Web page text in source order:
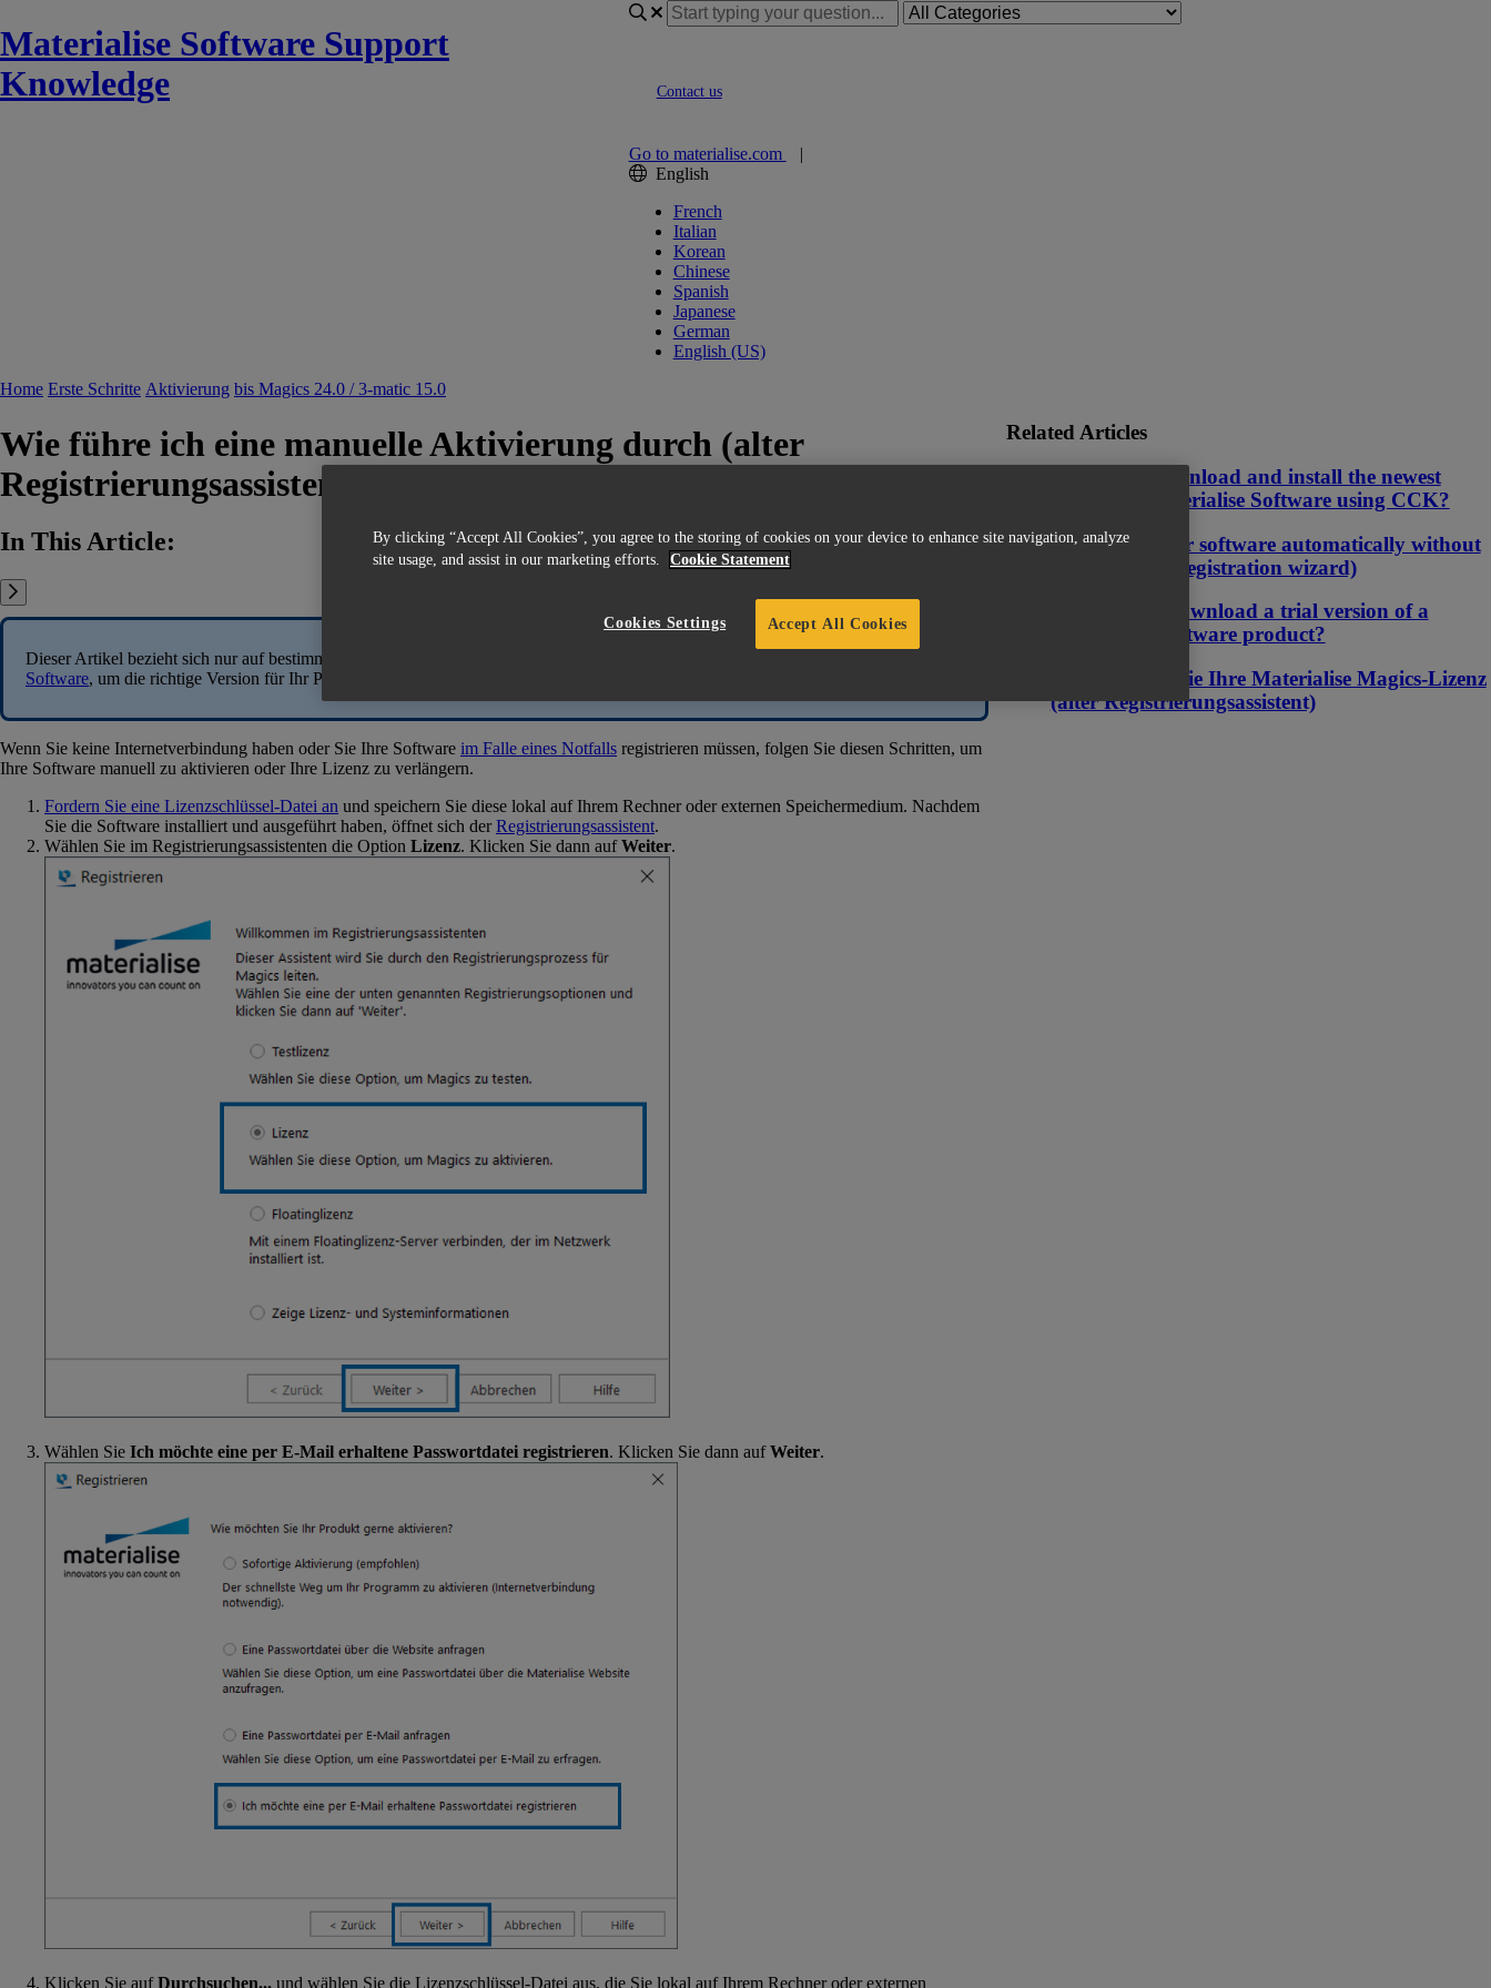
Materialise Software Support
Knowledge
Contact us
Go to materialise.com
|
English
French
Italian
Korean
Chinese
Spanish
Japanese
German
English (US)
Home Erste Schritte Aktivierung bis Magics 24.0 / 3-matic 15.0
Wie führe ich eine manuelle Aktivierung durch (alter
Registrierungsassistent)?
In This Article:
Dieser Artikel bezieht sich nur auf bestimmte Softwareversionen. Bitte lesen Sie
Software‍, um die richtige Version für Ihr Produkt zu finden.
Wenn Sie keine Internetverbindung haben oder Sie Ihre Software im Falle eines Notfalls registrieren müssen, folgen Sie diesen Schritten, um
Ihre Software manuell zu aktivieren oder Ihre Lizenz zu verlängern.
Fordern Sie eine Lizenzschlüssel-Datei an und speichern Sie diese lokal auf Ihrem Rechner oder externen Speichermedium. Nachdem
Sie die Software installiert und ausgeführt haben, öffnet sich derRegistrierungsassistent.
Wählen Sie im Registrierungsassistenten die Option Lizenz. Klicken Sie dann aufWeiter.
Wählen Sie Ich möchte eine per E-Mail erhaltene Passwortdatei registrieren. Klicken Sie dann aufWeiter.
Klicken Sie aufDurchsuchen... und wählen Sie die Lizenzschlüssel-Datei aus, die Sie lokal auf Ihrem Rechner oder externen
Related Articles
How can I download and install the newest
version of Materialise Software using CCK?
Activating your software automatically without
a key file (old registration wizard)
Where can I download a trial version of a
Materialise Software product?
So aktivieren Sie Ihre Materialise Magics-Lizenz
(alter Registrierungsassistent)
By clicking “Accept All Cookies”, you agree to the storing of cookies on your device to enhance site navigation, analyze
site usage, and assist in our marketing efforts.
Cookie Statement
Accept All Cookies
Cookies Settings